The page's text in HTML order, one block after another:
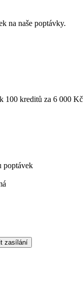
na naše poptávky.
kreditů za 6 000
poptávek